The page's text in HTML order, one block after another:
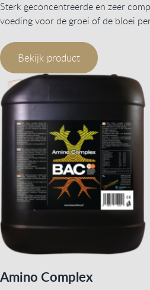
Sterk geconcentreerde en zeer
voeding voor de groei of de bloei
Bekijk product
Amino Complex